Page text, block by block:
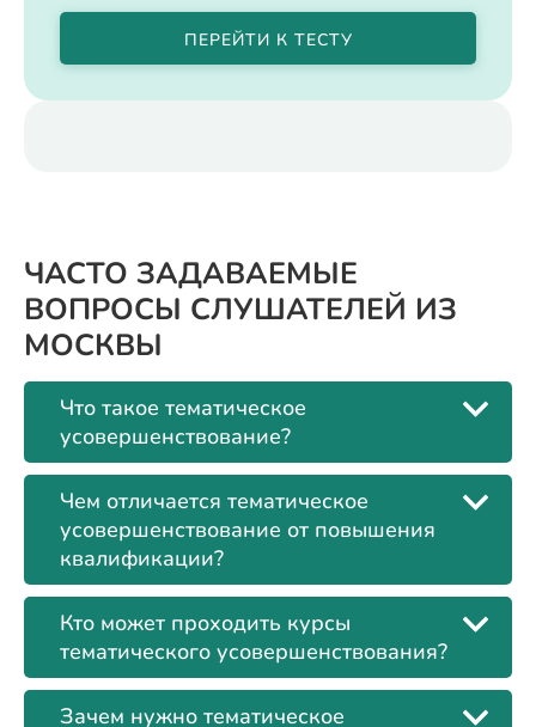
ПЕРЕЙТИ К ТЕСТУ
ЧАСТО ЗАДАВАЕМЫЕ
ВОПРОСЫ СЛУШАТЕЛЕЙ ИЗ
МОСКВЫ
Что такое тематическое
усовершенствование?
Чем отличается тематическое
усовершенствование от повышения
квалификации?
Кто может проходить курсы
тематического усовершенствования?
Зачем нужно тематическое